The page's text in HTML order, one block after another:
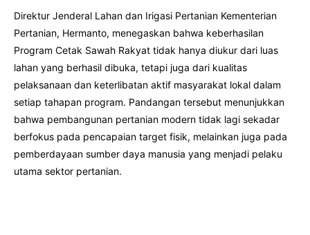
Direktur Jenderal Lahan dan Irigasi Pertanian Kementerian
Pertanian, Hermanto, menegaskan bahwa keberhasilan
Program Cetak Sawah Rakyat tidak hanya diukur dari luas
lahan yang berhasil dibuka, tetapi juga dari kualitas
pelaksanaan dan keterlibatan aktif masyarakat lokal dalam
setiap tahapan program. Pandangan tersebut menunjukkan
bahwa pembangunan pertanian modern tidak lagi sekadar
berfokus pada pencapaian target fisik, melainkan juga pada
pemberdayaan sumber daya manusia yang menjadi pelaku
utama sektor pertanian.